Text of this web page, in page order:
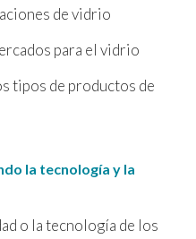
de vidrio
para el vidrio
tipos de productos de
la tecnología y la
o la tecnología de los